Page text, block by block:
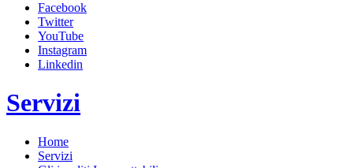
Facebook
Twitter
YouTube
Instagram
Linkedin
Servizi
Home
Servizi